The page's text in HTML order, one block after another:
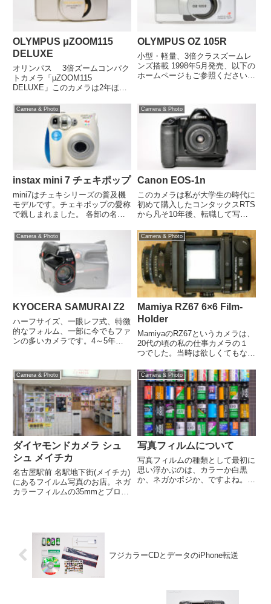
OLYMPUS μZOOM115
DELUXE
オリンパス 3倍ズームコンパク
トカメラ「μZOOM115
DELUXE」このカメラは2年ほど
ありましたが、数カット撮影した
まま放置状態、結局いままで一度
も撮影フィルムを現像したことが
なく撮影状態を確認していません
OLYMPUS OZ 105R
小型・軽量、3倍クラスズームレ
ンズ搭載 1998年5月発売、以下の
ホームページもご参照ください。
ようにジャンクで入手し、またい
つものようにフィルムを詰めたま
ま放置し...
Camera & Photo
instax mini 7 チェキポップ
mini7はチェキシリーズの普及機
モデルです。チェキポップの愛称
で親しまれました。 各部の名称
下にスライドさせて電池ぶたを開
きます。電池のプラス、マイナス
を表示に合わせて左右奥の電池か
ら先に入れていきます。その...
Camera & Photo
Canon EOS-1n
このカメラは私が大学生の時代に
初めて購入したコンタックスRTS
から凡そ10年後、転職して写真
一眼レフとしては二代目となるカ
メラです。2017年6月にこのカメ
ラではよくあるバッテリーの残量
があるにもかかわらず b...
Camera & Photo
KYOCERA SAMURAI Z2
ハーフサイズ、一眼レフ式、特徴
的なフォルム、一部に今でもファ
ンの多いカメラです。4～5年前
ったり処分したりで手元には1台
も残っていませんでした。なので
今回縁あって見つけた1台を再
び...
Camera & Photo
Mamiya RZ67 6×6 Film-
Holder
MamiyaのRZ67というカメラは、
20代の頃の私の仕事カメラの１
つでした。当時は欲しくてもなか
のですが、デジカメがスタジオ写
真で使用されるようになるとドン
ドン中古で格安に出てきました。
そんなこんなでレンズ3...
Camera & Photo
ダイヤモンドカメラ シュ
シュ メイチカ
名古屋駅前 名駅地下街(メイチカ)
にあるフイルム写真のお店。ネガ
カラーフィルムの35mmとブロー
作ればi-Phoneなら無料で転送す
ることができます。...
Camera & Photo
写真フィルムについて
写真フィルムの種類として最初に
思い浮かぶのは、カラーか白黒
か、ネガかポジか、ですよね。現
フジカラーCDとデータのiPhone転送